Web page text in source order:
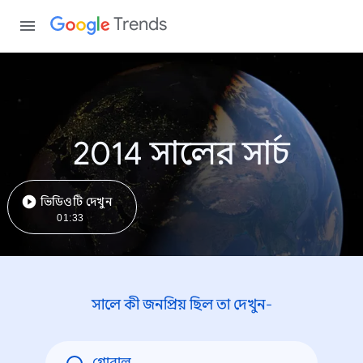
Trends
2014 সালের সার্চ
ভিডিওটি দেখুন
01:33
সালে কী জনপ্রিয় ছিল তা দেখুন-